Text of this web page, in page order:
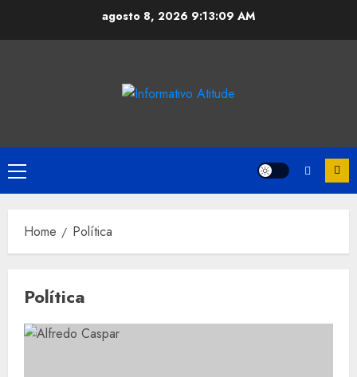
agosto 8, 20269:13:10 AM
Primary
Menu
Home Política
Política